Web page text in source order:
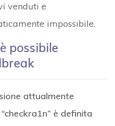
venduti e
impossibile.
possibile
attualmente
è definita